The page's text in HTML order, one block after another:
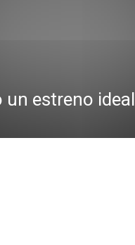
un estreno ideal